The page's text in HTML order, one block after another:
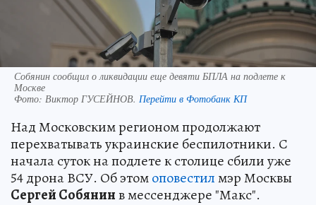
Собянин сообщил о ликвидации еще девяти БПЛА на подлете к
Москве
Фото: Виктор ГУСЕЙНОВ. Перейти в Фотобанк КП
Над Московским регионом продолжают
перехватывать украинские беспилотники. С
начала суток на подлете к столице сбили уже
54 дрона ВСУ. Об этомоповестилмэр Москвы
Сергей Собянинв мессенджере "Макс".